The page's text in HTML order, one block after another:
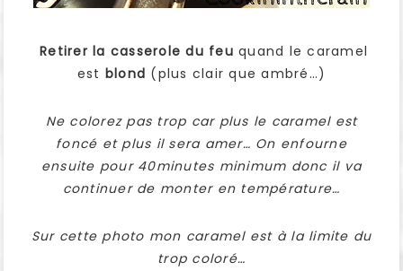
Retirer la casserole du feu quand le caramel
est blond (plus clair que ambré…)
Ne colorez pas trop car plus le caramel est
foncé et plus il sera amer… On enfourne
ensuite pour 40minutes minimum donc il va
continuer de monter en température…
Sur cette photo mon caramel est à la limite du
trop coloré…